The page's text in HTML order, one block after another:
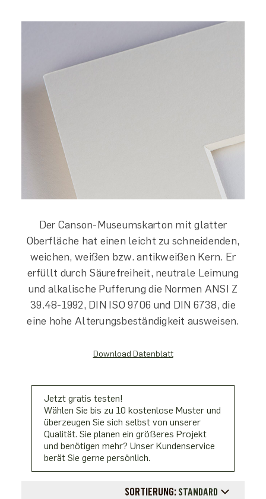
Der Canson-Museumskarton mit glatter
Oberfläche hat einen leicht zu schneidenden,
weichen, weißen bzw. antikweißen Kern. Er
erfüllt durch Säurefreiheit, neutrale Leimung
und alkalische Pufferung die Normen ANSI Z
39.48-1992, DIN ISO 9706 und DIN 6738, die
eine hohe Alterungsbeständigkeit ausweisen.
Download Datenblatt
Jetzt gratis testen!
Wählen Sie bis zu 10 kostenlose Muster und
überzeugen Sie sich selbst von unserer
Qualität. Sie planen ein größeres Projekt
und benötigen mehr? Unser Kundenservice
berät Sie gerne persönlich.
SORTIERUNG: STANDARD